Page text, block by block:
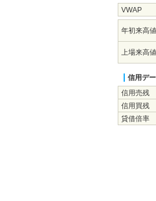
VWAP
年初来高値
上場来高値
信用デ
信用売残
信用買残
貸借倍率